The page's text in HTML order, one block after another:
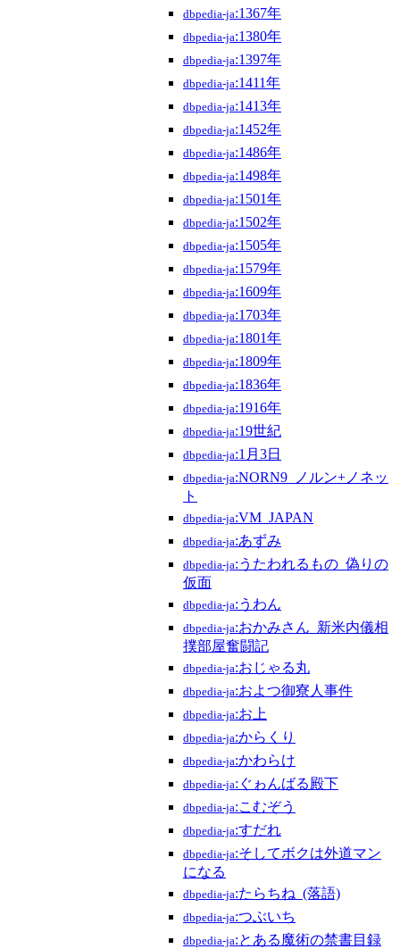
dbpedia-ja:1367年
dbpedia-ja:1380年
dbpedia-ja:1397年
dbpedia-ja:1411年
dbpedia-ja:1413年
dbpedia-ja:1452年
dbpedia-ja:1486年
dbpedia-ja:1498年
dbpedia-ja:1501年
dbpedia-ja:1502年
dbpedia-ja:1505年
dbpedia-ja:1579年
dbpedia-ja:1609年
dbpedia-ja:1703年
dbpedia-ja:1801年
dbpedia-ja:1809年
dbpedia-ja:1836年
dbpedia-ja:1916年
dbpedia-ja:19世紀
dbpedia-ja:1月3日
dbpedia-ja:NORN9_ノルン+ノネッ
ト
dbpedia-ja:VM_JAPAN
dbpedia-ja:あずみ
dbpedia-ja:うたわれるもの_偽りの
仮面
dbpedia-ja:うわん
dbpedia-ja:おかみさん_新米内儀相
撲部屋奮闘記
dbpedia-ja:おじゃる丸
dbpedia-ja:およつ御寮人事件
dbpedia-ja:お上
dbpedia-ja:からくり
dbpedia-ja:かわらけ
dbpedia-ja:ぐゎんばる殿下
dbpedia-ja:こむぞう
dbpedia-ja:すだれ
dbpedia-ja:そしてボクは外道マン
になる
dbpedia-ja:たらちね_(落語)
dbpedia-ja:つぶいち
dbpedia-ja:とある魔術の禁書目録